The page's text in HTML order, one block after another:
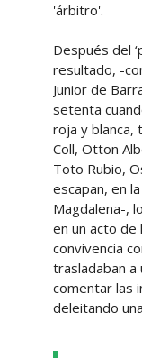
'árbitro'.
Después del
resultado, -
Junior de
setenta
roja y blanca,
Coll, Otton
Toto Rubio,
escapan, en
Magdalena-,
en un acto de
convivencia
trasladaban a
comentar las
deleitando una